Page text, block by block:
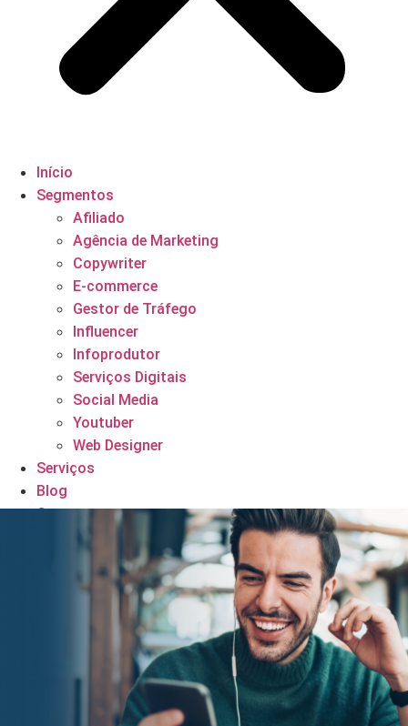
Início
Segmentos
Afiliado
Agência de Marketing
Copywriter
E-commerce
Gestor de Tráfego
Influencer
Infoprodutor
Serviços Digitais
Social Media
Youtuber
Web Designer
Serviços
Blog
Contato